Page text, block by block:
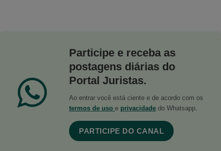
Participe e receba as
postagens diárias do
Portal Juristas.
Ao entrar você está ciente e de acordo com os
termos de uso e privacidade do Whatsapp.
PARTICIPE DO CANAL